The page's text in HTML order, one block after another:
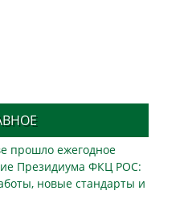
прошло ежегодное
Президиума ФКЦ РОС:
новые стандарты и